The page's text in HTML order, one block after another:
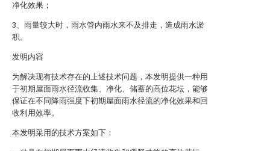
净化效果；
3、雨量较大时，雨水管内雨水来不及排走，造成雨水淤
积。
发明内容
为解决现有技术存在的上述技术问题，本发明提供一种用
于初期屋面雨水径流收集、净化、储蓄的高位花坛，能够
保证在不同降雨强度下初期屋面雨水径流的净化效果和回
收利用效率。
本发明采用的技术方案如下：